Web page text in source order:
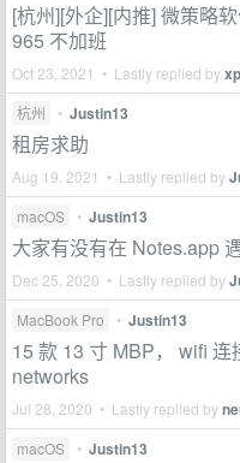
[杭州][外企][内推] 微策略
965 不加班
Oct 23, 2021 • Lastly replied by
杭州 • Justin13
租房求助
Aug 19, 2021 • Lastly replied by
macOS • Justin13
大家有没有在 Notes.app
Dec 25, 2020 • Lastly replied by
MacBook Pro • Justin13
15 款 13 寸 MBP， wifi
networks
Jul 28, 2020 • Lastly replied by
macOS • Justin13